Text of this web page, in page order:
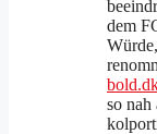
dem
so